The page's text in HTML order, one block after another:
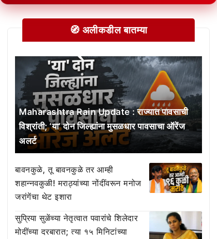
🧭 अलीकडील बातम्या
Maharashtra Rain Update : राज्यात पावसाची
विश्रांती; ‘या’ दोन जिल्ह्यांना मुसळधार पावसाचा ऑरेंज
अलर्ट
बावनकुळे, तू बावनकुळे तर आम्ही
शहान्नवकुळी! मराठ्यांच्या नोंदींवरून मनोज
जरांगेंचा थेट इशारा
सुप्रिया सुळेंच्या नेतृत्वात पवारांचे शिलेदार
मोदींच्या दरबारात; त्या १५ मिनिटांच्या